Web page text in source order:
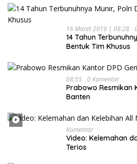
16 Maret 2019 | 08:28
14 Tahun
Bentuk Tim Khusus
08:55 0 Komentar
Prabowo Resmikan
Banten
Komentar
Video: Kelemahan
Terios